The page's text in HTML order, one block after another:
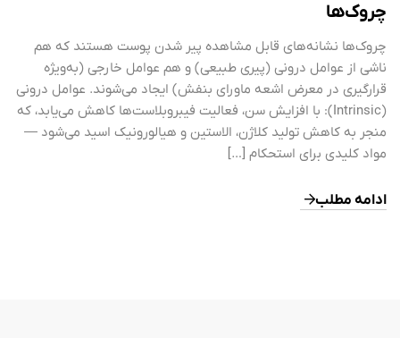
چروک‌ها
چروک‌ها نشانه‌های قابل مشاهده پیر شدن پوست هستند که هم
ناشی از عوامل درونی (پیری طبیعی) و هم عوامل خارجی (به‌ویژه
قرارگیری در معرض اشعه ماورای بنفش) ایجاد می‌شوند. عوامل درونی
(Intrinsic): با افزایش سن، فعالیت فیبروبلاست‌ها کاهش می‌یابد، که
منجر به کاهش تولید کلاژن، الاستین و هیالورونیک اسید می‌شود —
مواد کلیدی برای استحکام […]
ادامه مطلب